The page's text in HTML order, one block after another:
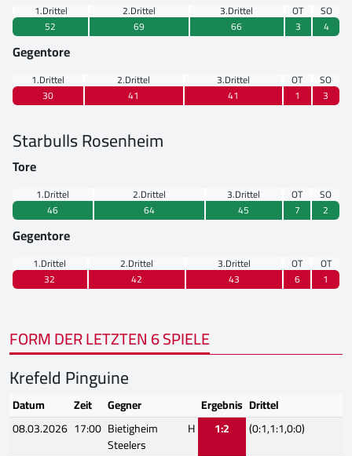
1.Drittel 2.Drittel 3.Drittel OT
SO
52
69 66 3 4
Gegentore
1.Drittel 2.Drittel 3.Drittel OT
SO
30
41 41 1 3
Starbulls Rosenheim
Tore
1.Drittel 2.Drittel 3.Drittel OT
SO
46
64 45 7 2
Gegentore
1.Drittel 2.Drittel 3.Drittel OT
OT
32
42 43 6 1
FORM DER LETZTEN 6 SPIELE
Krefeld Pinguine
Datum Zeit Gegner Ergebnis Drittel
08.03.2026 17:00 Bietigheim
Steelers
H 1:2
(0:1,1:1,0:0)